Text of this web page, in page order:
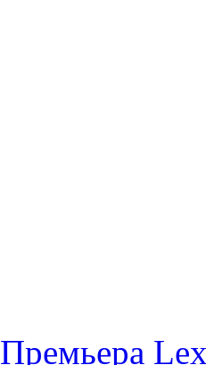
Премьера